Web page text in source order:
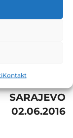
Kontakt
SARAJEVO
02.06.2016